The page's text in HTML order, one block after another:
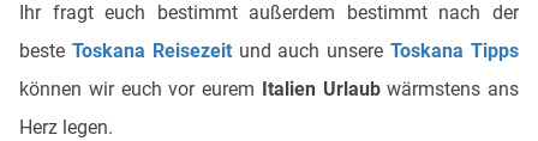
Ihr fragt euch bestimmt außerdem bestimmt nach der
beste Toskana Reisezeitund auch unsereToskana Tipps
können wir euch vor eurem
Italien Urlaubwärmstens ans
Herz legen.